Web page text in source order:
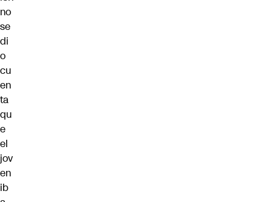
no
se
di
o
cu
en
ta
qu
e
el
jov
en
ib